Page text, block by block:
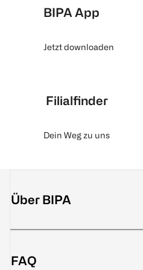
BIPA App
Jetzt downloaden
Filialfinder
Dein Weg zu uns
Über BIPA
FAQ